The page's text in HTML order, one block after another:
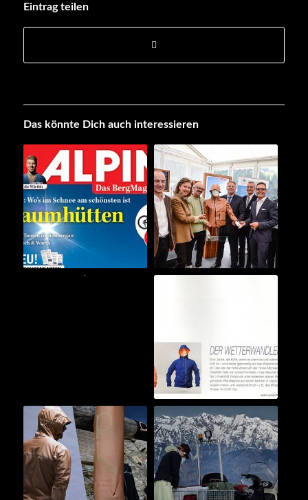
Eintrag teilen
Das könnte Dich auch interessieren